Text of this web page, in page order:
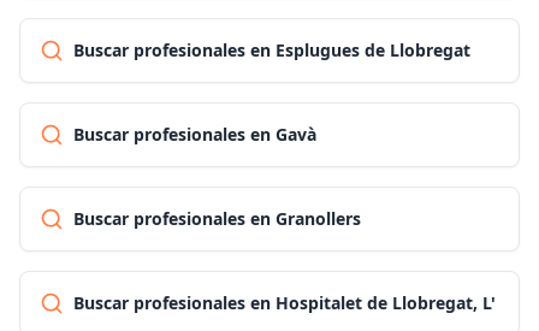
Buscar profesionales en Esplugues de Llobregat
Buscar profesionales en Gavà
Buscar profesionales en Granollers
Buscar profesionales en Hospitalet de Llobregat, L'